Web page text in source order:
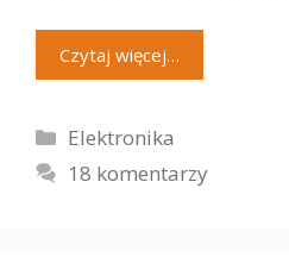
Czytaj więcej…
Kategorie
Elektronika
18 komentarzy